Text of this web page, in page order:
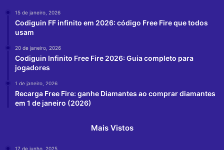
15 de janeiro, 2026
Codiguin FF infinito em 2026: código Free Fire que todos
usam
20 de janeiro, 2026
Codiguin Infinito Free Fire 2026: Guia completo para
jogadores
1 de janeiro, 2026
Recarga Free Fire: ganhe Diamantes ao comprar diamantes
em 1 de janeiro (2026)
Mais Vistos
17 de junho, 2025